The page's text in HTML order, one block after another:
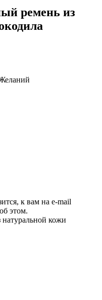
ремень из
к вам на e-mail
этом.
кожи